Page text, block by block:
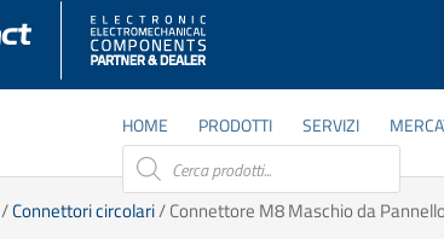
HOME PRODOTTI SERVIZI
Products
search
/Connettori circolari/ Connettore M8 Maschio da